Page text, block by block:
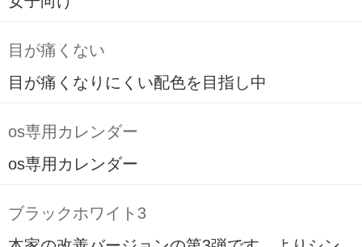
目が痛くない
目が痛くなりにくい配色を目指し中
os専用カレンダー
os専用カレンダー
ブラックホワイト3